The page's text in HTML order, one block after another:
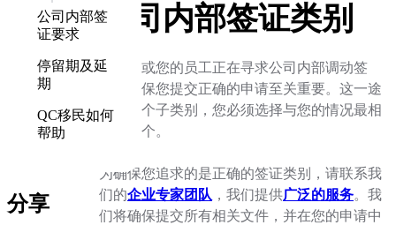
公司内部签
证要求
停留期及延
期
QC移民如何
帮助
分享
公司内部签证类别
如果您或您的员工正在寻求公司内部调动签
证，确保您提交正确的申请至关重要。这一途
径有多个子类别，您必须选择与您的情况最相
关的一个。
为确保您追求的是正确的签证类别，请联系我
们的企业专家团队 ，我们提供广泛的服务。我
们将确保提交所有相关文件，并在您的申请中